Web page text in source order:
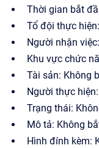
Thời gian bắt
Tổ đội thực
Người nhận
Khu vực chức
Tài sản: Không
Người thực
Trạng thái:
Mô tả: Không
Hình đính kèm: